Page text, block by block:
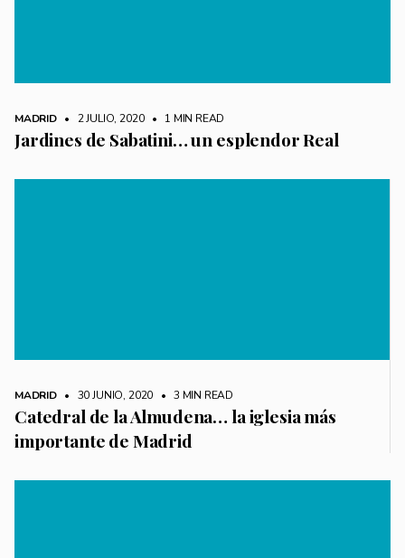
MADRID • 2 JULIO, 2020 • 1 MIN READ
Jardines de Sabatini… un esplendor Real
MADRID • 30 JUNIO, 2020 • 3 MIN READ
Catedral de la Almudena… la iglesia más
importante de Madrid